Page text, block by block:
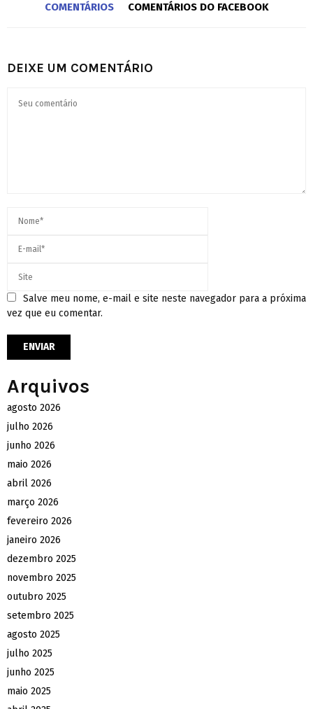
COMENTÁRIOS COMENTÁRIOS DO FACEBOOK
DEIXE UM COMENTÁRIO
Salve meu nome, e-mail e site neste navegador para a próxima
vez que eu comentar.
Arquivos
agosto 2026
julho 2026
junho 2026
maio 2026
abril 2026
março 2026
fevereiro 2026
janeiro 2026
dezembro 2025
novembro 2025
outubro 2025
setembro 2025
agosto 2025
julho 2025
junho 2025
maio 2025